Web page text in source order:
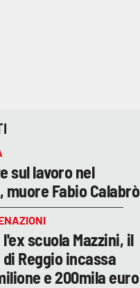
sul lavoro nel
muore Fabio Calabrò
scuola Mazzini, il
di Reggio incassa
e 200mila euro